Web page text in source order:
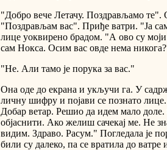
"Добро вече Летачу. Поздрављамо те".
"Поздрављам вас". Приђе ватри. "Ја
лице уоквирено брадом. "А ово су
сам Нокса. Осим вас овде нема
"Не. Али тамо је порука за вас."
Она оде до екрана и укључи га. У
личну шифру и појави се познато
Добар ветар. Решио да идем мало
објаснити. Ако желиш сачекај ме. Не
видим. Здраво. Расум." Погледала је
били су далеко, па се вратила до ватре